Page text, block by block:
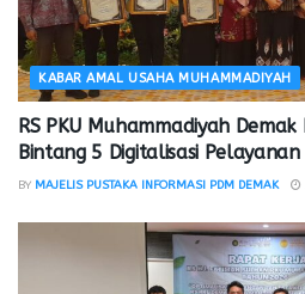
KABAR AMAL USAHA MUHAMMADIYAH
RS PKU Muhammadiyah
Bintang 5 Digitalisasi Pelayanan
BY MAJELIS PUSTAKA INFORMASI PDM DEMAK